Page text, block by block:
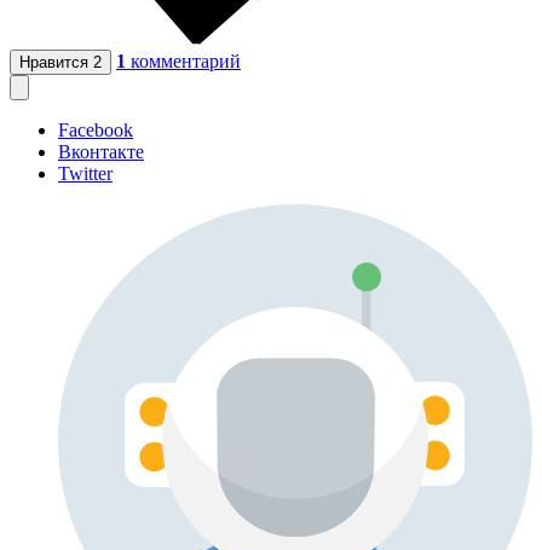
Нравится 2 1 комментарий
Facebook
Вконтакте
Twitter